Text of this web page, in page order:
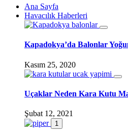
Ana Sayfa
Havacılık Haberleri
Kapadokya’da Balonlar
Kasım 25, 2020
Uçaklar Neden Kara Kutu
Şubat 12, 2021
1